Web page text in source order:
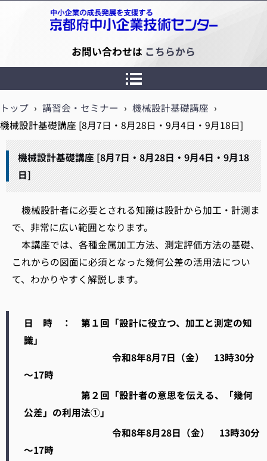
京都府中小企業技術センター
お問い合わせは こちらから
トップ › 講習会・セミナー › 機械設計基礎講座 ›
機械設計基礎講座 [8月7日・8月28日・9月4日・9月18日]
機械設計基礎講座 [8月7日・8月28日・9月4日・9月18
日]
機械設計者に必要とされる知識は設計から加工・計測ま
で、非常に広い範囲となります。
本講座では、各種金属加工方法、測定評価方法の基礎、
これからの図面に必須となった幾何公差の活用法につい
て、わかりやすく解説します。
日 時 ： 第１回「設計に役立つ、加工と測定の知
識」
令和8年8月7日（金） 13時30分
～17時
第２回「設計者の意思を伝える、「幾何
公差」の利用法①」
令和8年8月28日（金） 13時30分
～17時